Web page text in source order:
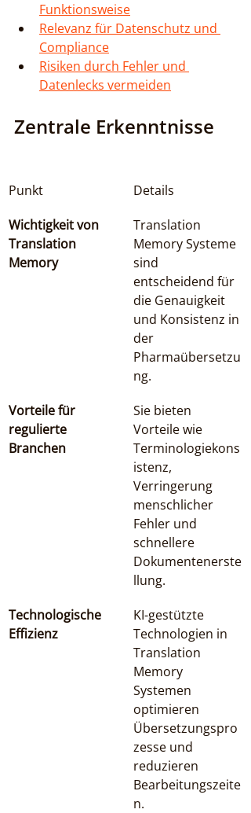
Funktionsweise
Relevanz für Datenschutz und
Compliance
Risiken durch Fehler und
Datenlecks vermeiden
Zentrale Erkenntnisse
Punkt
Details
Wichtigkeit von
Translation
Memory
Translation
Memory Systeme
sind
entscheidend für
die Genauigkeit
und Konsistenz in
der
Pharmaübersetzu
ng.
Vorteile für
regulierte
Branchen
Sie bieten
Vorteile wie
Terminologiekons
istenz,
Verringerung
menschlicher
Fehler und
schnellere
Dokumentenerste
llung.
Technologische
Effizienz
KI-gestützte
Technologien in
Translation
Memory
Systemen
optimieren
Übersetzungspro
zesse und
reduzieren
Bearbeitungszeite
n.